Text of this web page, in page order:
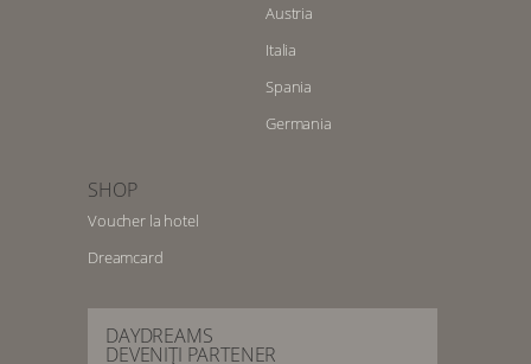
Austria
Italia
Spania
Germania
SHOP
Voucher la hotel
Dreamcard
DAYDREAMS
DEVENIȚI PARTENER